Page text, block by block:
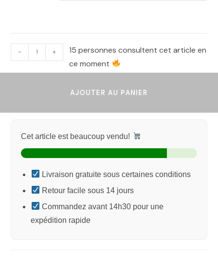
- +
15 personnes consultent cet article en
ce moment
AJOUTER AU PANIER
Cet article est beaucoup vendu!
Livraison gratuite sous certaines conditions
Retour facile sous 14 jours
Commandez avant 14h30 pour une
expédition rapide